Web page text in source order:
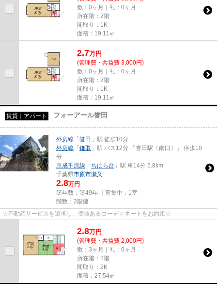
敷：0ヶ月｜礼：0ヶ月
所在階：2階
間取り：1K
面積：19.11㎡
2.7万円
(管理費・共益費 3,000円)
敷：0ヶ月｜礼：0ヶ月
所在階：2階
間取り：1K
面積：19.11㎡
賃貸｜アパート フォーアール誉田
外房線 「誉田 」駅 徒歩10分
外房線 「鎌取 」駅 バス12分 「誉田駅〔南口〕」 停歩10
分
京成千原線 「ちはら台 」駅 車14分 5.8km
千葉県市原市瀬又
2.8万円
築年数：築49年 ｜募集中： 1室
階数：2階建
☆不動産サービスを追求し、価値あるコーディネートをお約束☆
2.8万円
(管理費・共益費 2,000円)
敷：3ヶ月｜礼：0ヶ月
所在階：2階
間取り：2K
面積：27.54㎡